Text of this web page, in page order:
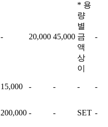
- 20,000 45,000
* 용
량
별
금
액
상
이
-
15,000 - - - -
200,000 - - SET -